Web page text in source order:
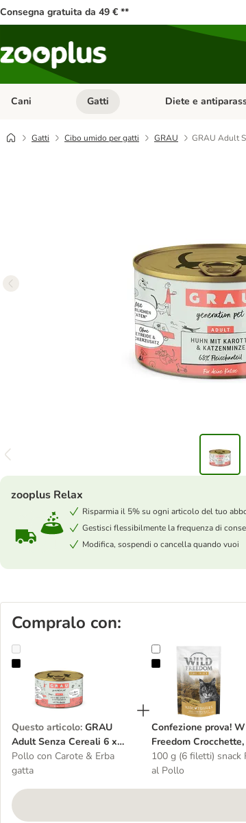
Consegna gratuita da 49 € **
Cani Apri Menu Categoria: Cani
Gatti Apri Menu Categoria:
Diete e
Gatti Cibo umido per gatti GRAU GRAU Adult
zooplus Relax
Risparmia il 5% su ogni articolo del tuo
Gestisci flessibilmente la frequenza di
Modifica, sospendi o cancella quando vuoi
Compralo con:
GRAU Adult Senza Cereali 6 x 200 g Alimento umido
Questo articolo: GRAU
Adult Senza Cereali 6 x
200 g Alimento umido per
gatti
Pollo con Carote & Erba
gatta
Confezione prova!
Confezione prova!
Freedom Crocchette,
e snack per gatti
100 g (6 filetti) snack
al Pollo